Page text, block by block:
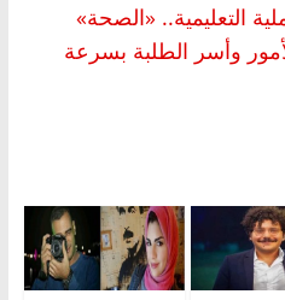
التعليمية.. «الصحة»
وأسر الطلبة بسرعة